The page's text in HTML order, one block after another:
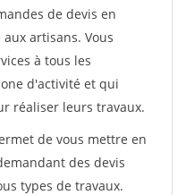
de devis en
artisans. Vous
à tous les
d'activité et qui
réaliser leurs travaux.
de vous mettre en
des devis
types de travaux.